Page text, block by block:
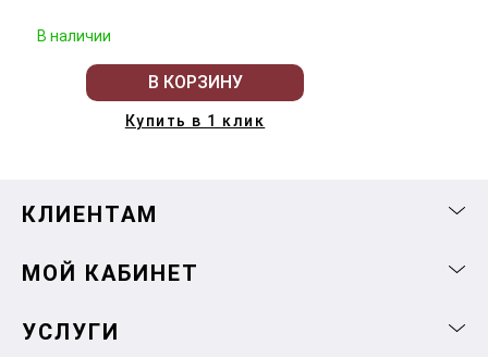
В наличии
В КОРЗИНУ
Купить в 1 клик
КЛИЕНТАМ
МОЙ КАБИНЕТ
УСЛУГИ